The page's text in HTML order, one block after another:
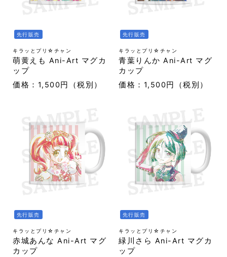
キラッとプリ☆チャン
萌黄えも Ani-Art マグカ
ップ
先行販売
価格：1,500円（税別）
キラッとプリ☆チャン
青葉りんか Ani-Art マグ
カップ
先行販売
価格：1,500円（税別）
キラッとプリ☆チャン
赤城あんな Ani-Art マグ
カップ
先行販売
キラッとプリ☆チャン
緑川さら Ani-Art マグカ
ップ
先行販売